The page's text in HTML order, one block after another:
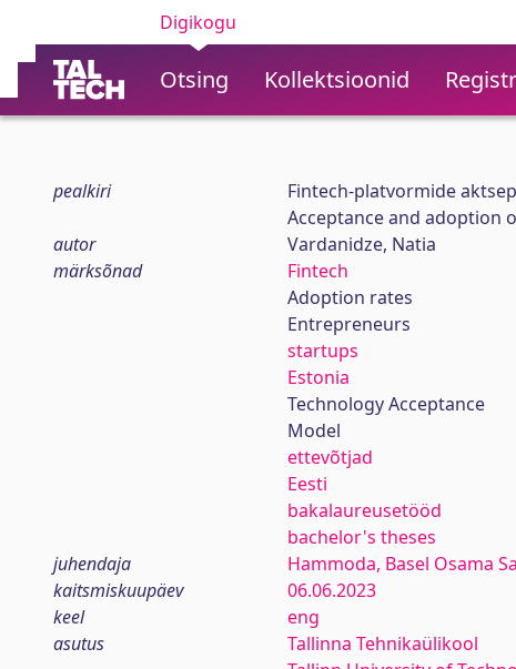
Digikogu
Otsing Kollektsioonid
pealkiri
Fintech-platvormide
Acceptance and adoption
autor
Vardanidze, Natia
märksõnad
Fintech
Adoption rates
Entrepreneurs
startups
Estonia
Technology Acceptance
Model
ettevõtjad
Eesti
bakalaureusetööd
bachelor's theses
juhendaja
Hammoda, Basel Osama
kaitsmiskuupäev
06.06.2023
keel
eng
asutus
Tallinna Tehnikaülikool